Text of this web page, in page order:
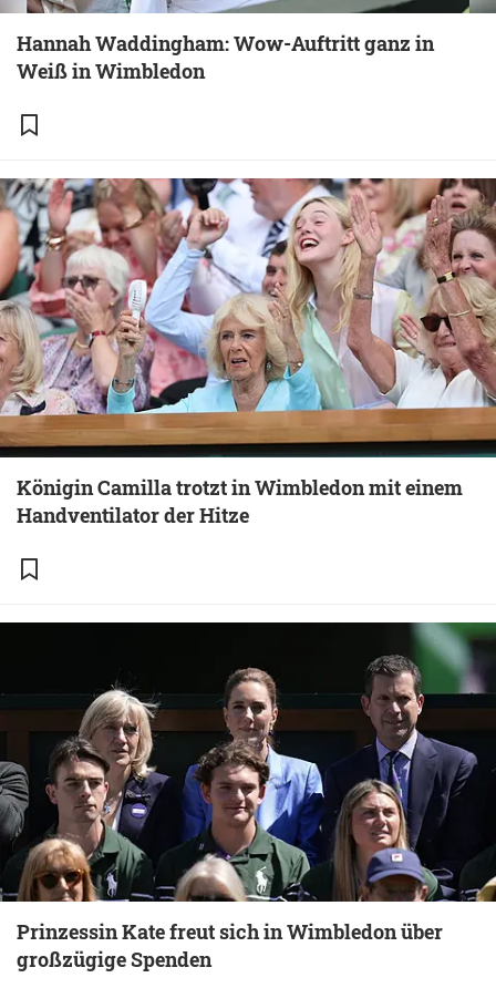
Hannah Waddingham: Wow-Auftritt ganz in
Weiß in Wimbledon
Königin Camilla trotzt in Wimbledon mit einem
Handventilator der Hitze
Prinzessin Kate freut sich in Wimbledon über
großzügige Spenden